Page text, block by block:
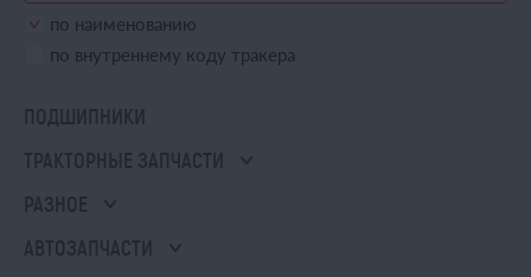
по наименованию
по внутреннему коду тракера
ПОДШИПНИКИ
ТРАКТОРНЫЕ ЗАПЧАСТИ
РАЗНОЕ
АВТОЗАПЧАСТИ